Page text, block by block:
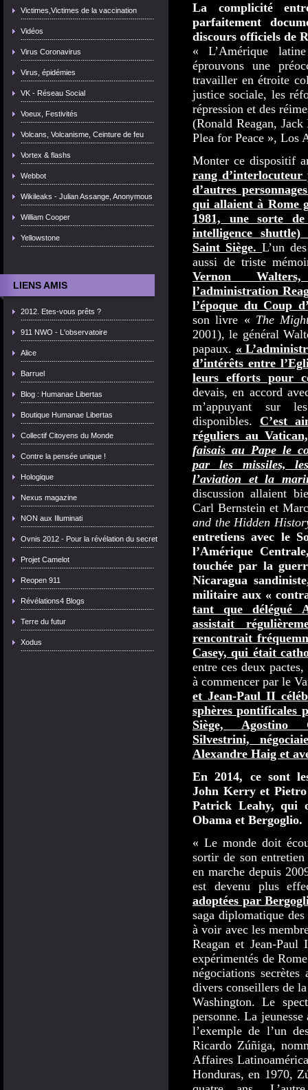
Victimes,Victimes de la vaccination
Vidéos
Virus Coronavirus
Virus, épidémies
VK - Réseau Social
Voeux, Festivités
Volcans, Volcanisme, Ceinture de feu
Vortex & flashs
Webbot
Wikileaks - Julian Assange, Anonymous
William Cooper
Yellowstone
LIENS AMIS
2012. Etes-vous prêts ?
911 NWO - L'observatoire
Alice
Barruel
Blog : Humanae Libertas
Boutique Humanae Libertas
Collectif Citoyens du Monde
Contre la pensée unique !
Hologique
Nexus magazine
NON aux Illuminati
Ovnis 2012 - Pour la révélation du secret
Projet Camelot
Reopen 911
Révélations4 Blogs
Terre du futur
Xodus
La complicité
parfaitement
discours officiels de
« L’Amérique
éprouvons une
travailler en étroite
justice sociale, les
répression et des
(Ronald Reagan,
Plea for Peace », Los
Monter ce dispositif
rang
d’autres
qui allaient à Rome
1981, une sorte
intelligence
Saint Siège. L’un
aussi de triste
Vernon
l’administration
l’époque du Coup
son livre « The
2001), le général
papaux. «
d’intérêts entre
leurs efforts pour
devais, en accord
m’appuyant sur
disponibles. C’est
réguliers au
faisais au Pape le
par les missiles,
l’aviation et la
discussion allaient
Carl Bernstein et
and the Hidden
entretiens avec le
l’Amérique
touchée par la
Nicaragua
militaire aux «
tant que délégué
assistait
rencontrait
Casey, qui était
entre ces deux
à commencer par le
et Jean-Paul II
sphères pontificales
Siège, Agostino
Silvestrini,
Alexandre Haig et
En 2014, ce sont
John Kerry et Pietro
Patrick Leahy, qui
Obama et Bergoglio.
« Le monde doit
sortir de son
en marche depuis
est devenu plus
adoptées par
saga diplomatique
à voir avec les
Reagan et Jean-
expérimentés de
négociations
divers conseillers de
Washington. Le
personne. La
l’exemple de l’un
Ricardo Zúñiga,
Affaires
Honduras, en 1970,